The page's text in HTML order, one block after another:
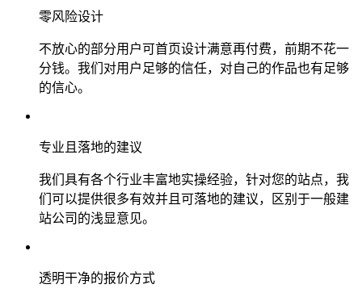
零风险设计
不放心的部分用户可首页设计满意再付费，前期不花一
分钱。我们对用户足够的信任，对自己的作品也有足够
的信心。
专业且落地的建议
我们具有各个行业丰富地实操经验，针对您的站点，我
们可以提供很多有效并且可落地的建议，区别于一般建
站公司的浅显意见。
透明干净的报价方式